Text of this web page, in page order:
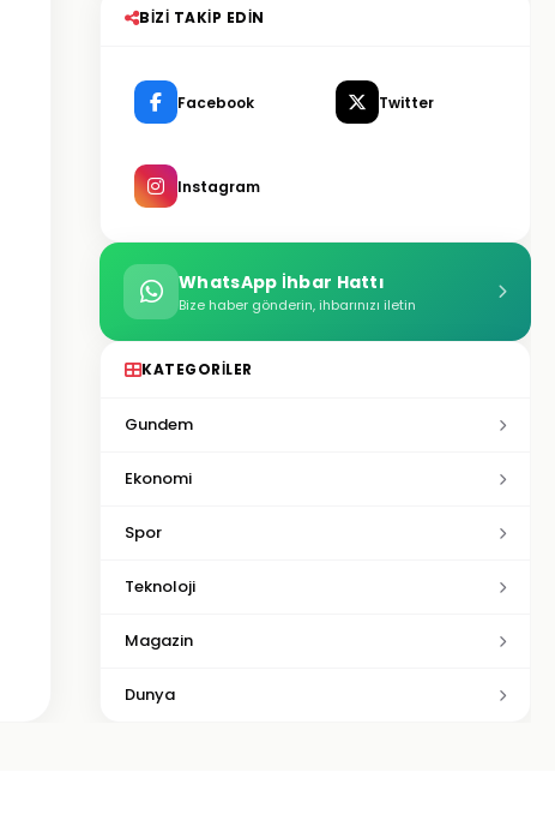
BIZI TAKIP EDIN
Facebook Twitter
Instagram
WhatsApp İhbar Hattı
Bize haber gönderin, ihbarınızı iletin
KATEGORILER
Gundem
Ekonomi
Spor
Teknoloji
Magazin
Dunya